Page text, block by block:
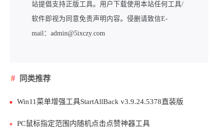
站提倡支持正版工具。用户下载使用本站任何工具/
软件即视为同意免责声明内容。侵删请致信E-
mail：admin@5ixczy.com
同类推荐
Win11菜单增强工具StartAllBack v3.9.24.5378直装版
PC鼠标指定范围内随机点击点赞神器工具